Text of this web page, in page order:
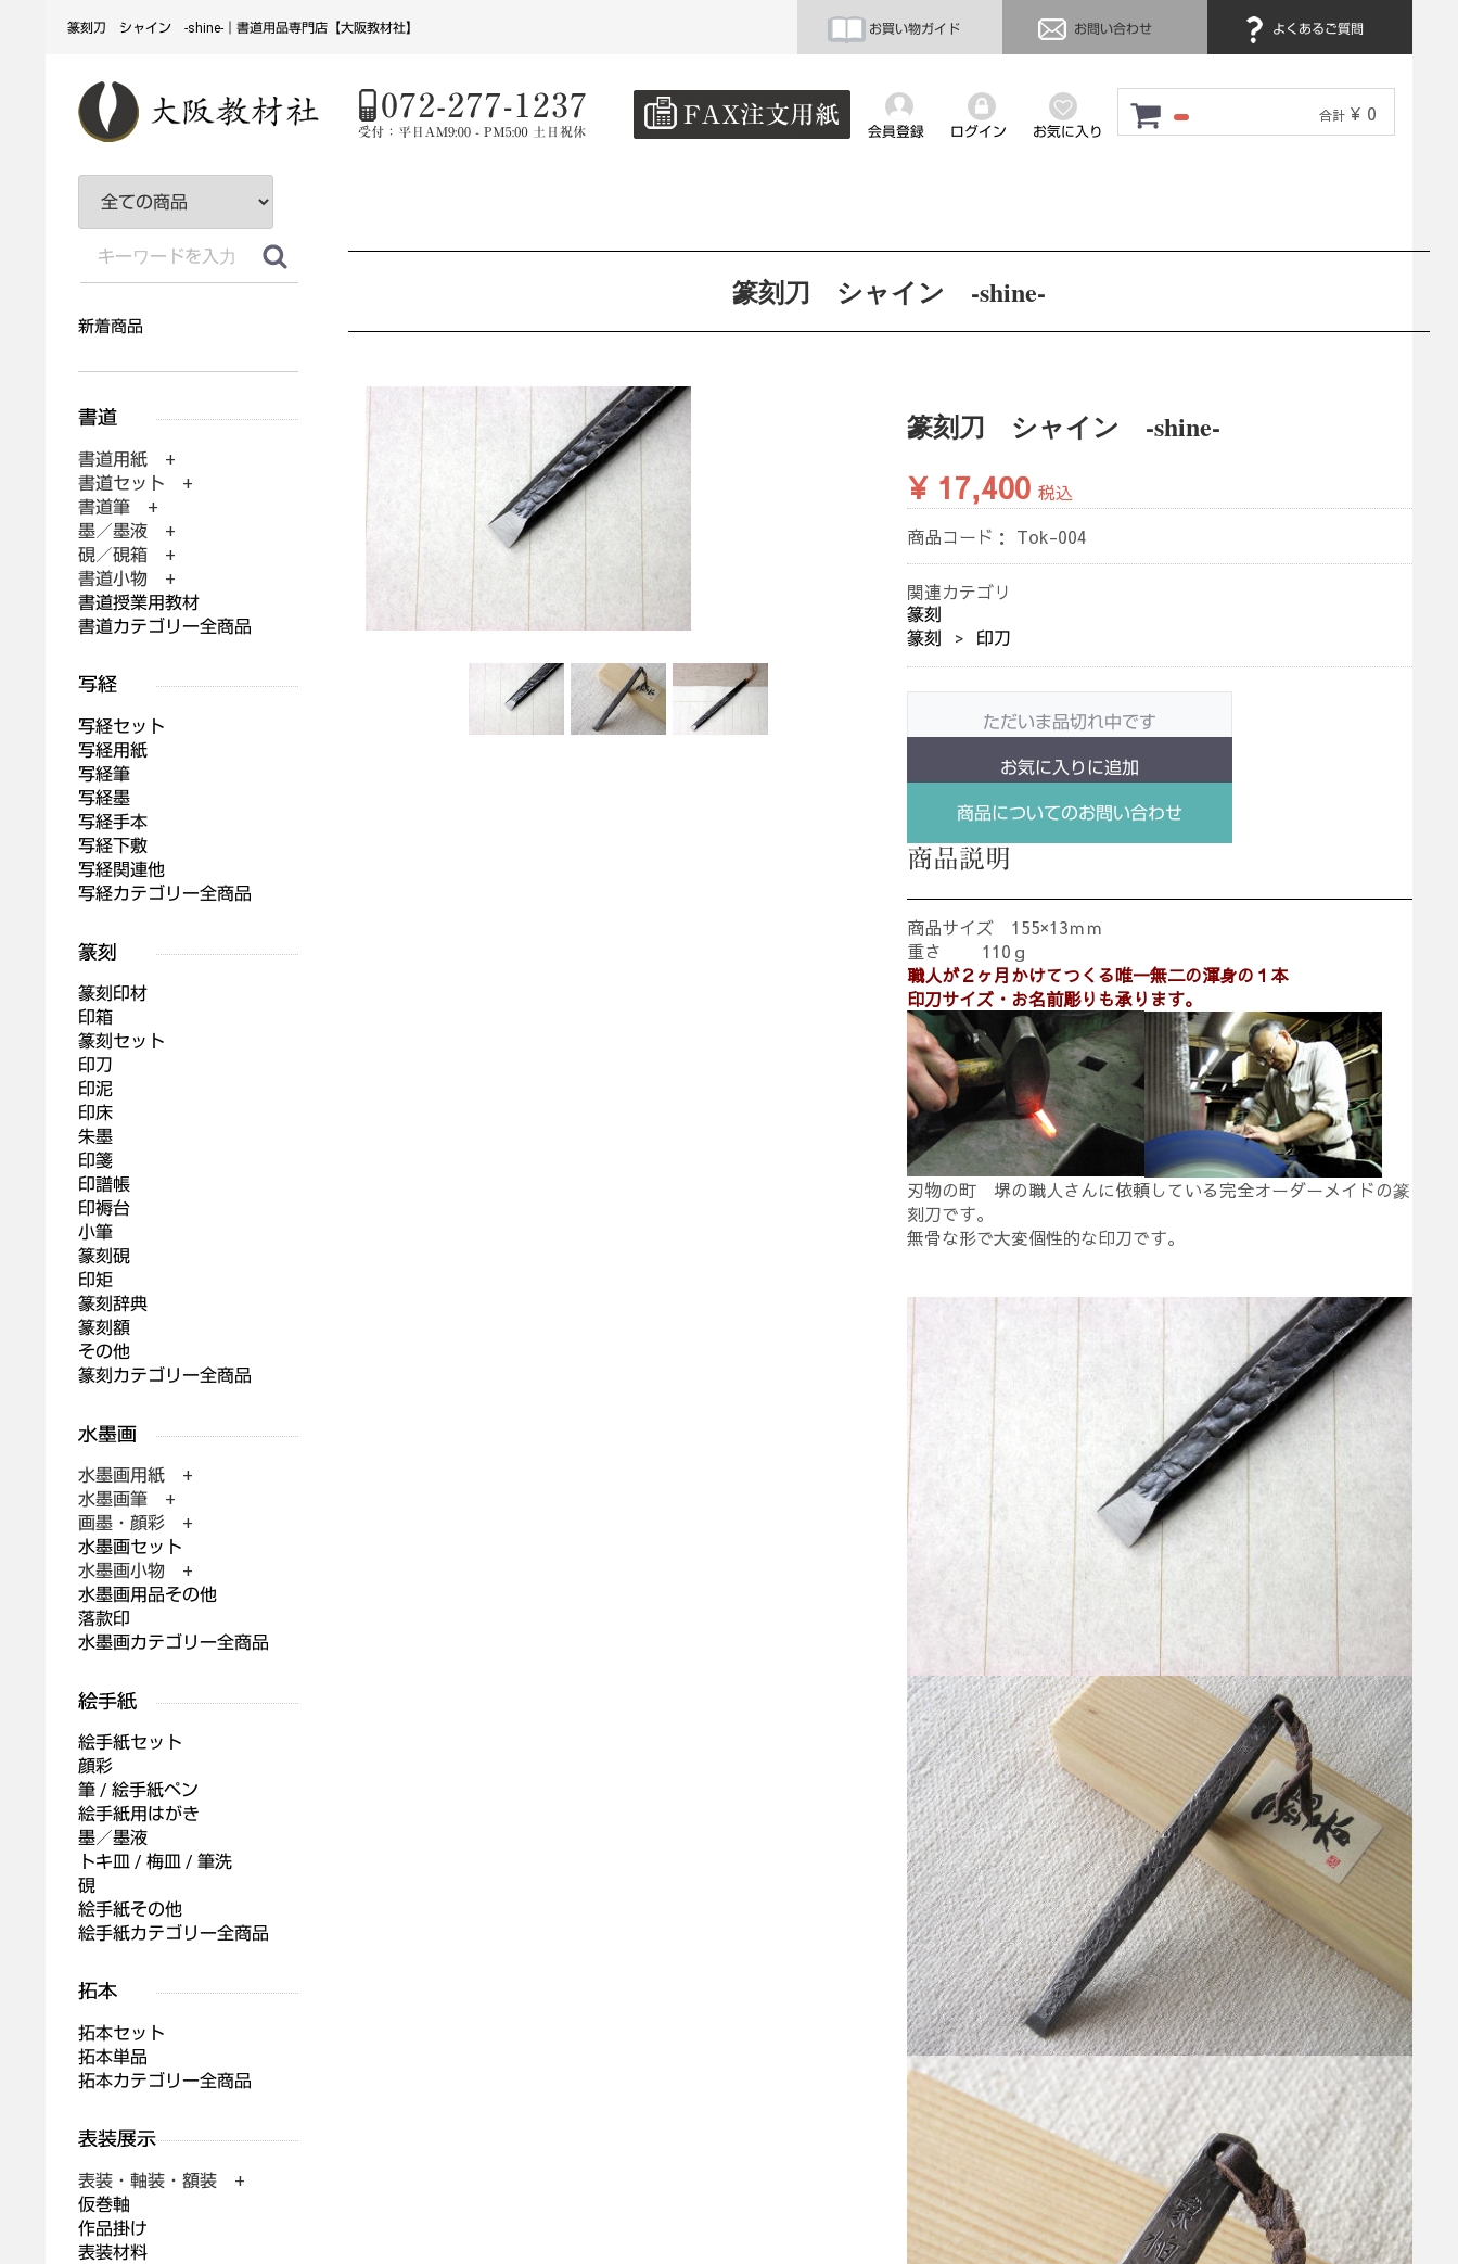
篆刻刀 シャイン -shine-｜書道用品専門店【大阪教材社】 お買い物ガイド お問い合わせ よくあるご質問
合計 ¥ 0
会員登録 ログイン お気に入り
篆刻刀 シャイン -shine-
篆刻刀 シャイン -shine-
¥ 17,400 税込
商品コード： Tok-004
関連カテゴリ
篆刻
篆刻
印刀
ただいま品切れ中です
お気に入りに追加
商品についてのお問い合わせ
商品説明
商品サイズ 155×13ｍｍ
重さ 110ｇ
職人が２ヶ月かけてつくる唯一無二の渾身の１本
印刀サイズ・お名前彫りも承ります。
刃物の町 堺の職人さんに依頼している完全オーダーメイドの篆
刻刀です。
無骨な形で大変個性的な印刀です。
新着商品
書道用紙 +
書道セット +
書道筆 +
墨／墨液 +
硯／硯箱 +
書道小物 +
書道授業用教材
書道カテゴリー全商品
写経セット
写経用紙
写経筆
写経墨
写経手本
写経下敷
写経関連他
写経カテゴリー全商品
篆刻印材
印箱
篆刻セット
印刀
印泥
印床
朱墨
印箋
印譜帳
印褥台
小筆
篆刻硯
印矩
篆刻辞典
篆刻額
その他
篆刻カテゴリー全商品
水墨画用紙 +
水墨画筆 +
画墨・顔彩 +
水墨画セット
水墨画小物 +
水墨画用品その他
落款印
水墨画カテゴリー全商品
絵手紙セット
顔彩
筆 / 絵手紙ペン
絵手紙用はがき
墨／墨液
トキ皿 / 梅皿 / 筆洗
硯
絵手紙その他
絵手紙カテゴリー全商品
拓本セット
拓本単品
拓本カテゴリー全商品
表装・軸装・額装 +
仮巻軸
作品掛け
表装材料